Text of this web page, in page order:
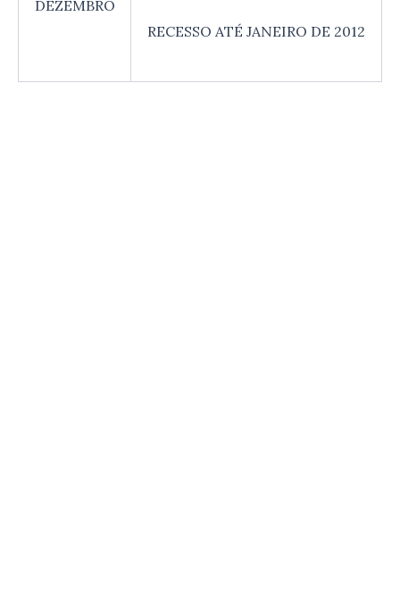
DEZEMBRO
RECESSO ATÉ JANEIRO DE 2012